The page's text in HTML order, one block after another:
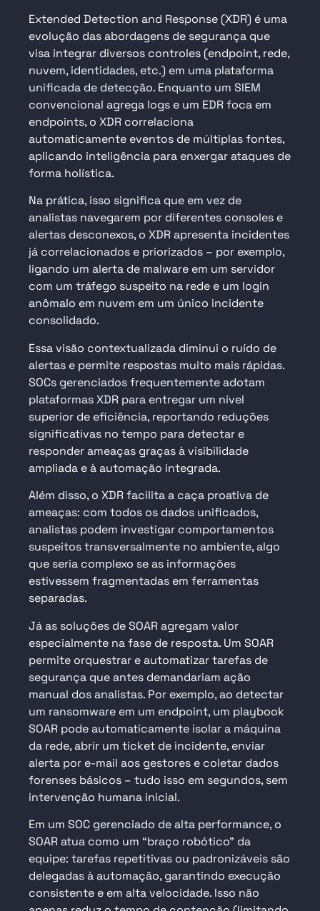
Extended Detection and Response (XDR) é uma
evolução das abordagens de segurança que
visa integrar diversos controles (endpoint, rede,
nuvem, identidades, etc.) em uma plataforma
unificada de detecção. Enquanto um SIEM
convencional agrega logs e um EDR foca em
endpoints, o XDR correlaciona
automaticamente eventos de múltiplas fontes,
aplicando inteligência para enxergar ataques de
forma holística.
Na prática, isso significa que em vez de
analistas navegarem por diferentes consoles e
alertas desconexos, o XDR apresenta incidentes
já correlacionados e priorizados – por exemplo,
ligando um alerta de malware em um servidor
com um tráfego suspeito na rede e um login
anômalo em nuvem em um único incidente
consolidado.
Essa visão contextualizada diminui o ruído de
alertas e permite respostas muito mais rápidas.
SOCs gerenciados frequentemente adotam
plataformas XDR para entregar um nível
superior de eficiência, reportando reduções
significativas no tempo para detectar e
responder ameaças graças à visibilidade
ampliada e à automação integrada.
Além disso, o XDR facilita a caça proativa de
ameaças: com todos os dados unificados,
analistas podem investigar comportamentos
suspeitos transversalmente no ambiente, algo
que seria complexo se as informações
estivessem fragmentadas em ferramentas
separadas.
Já as soluções de SOAR agregam valor
especialmente na fase de resposta. Um SOAR
permite orquestrar e automatizar tarefas de
segurança que antes demandariam ação
manual dos analistas. Por exemplo, ao detectar
um ransomware em um endpoint, um playbook
SOAR pode automaticamente isolar a máquina
da rede, abrir um ticket de incidente, enviar
alerta por e-mail aos gestores e coletar dados
forenses básicos – tudo isso em segundos, sem
intervenção humana inicial.
Em um SOC gerenciado de alta performance, o
SOAR atua como um “braço robótico” da
equipe: tarefas repetitivas ou padronizáveis são
delegadas à automação, garantindo execução
consistente e em alta velocidade. Isso não